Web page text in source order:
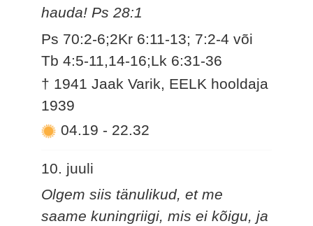
hauda! Ps 28:1
Ps 70:2-6;2Kr 6:11-13; 7:2-4 või
Tb 4:5-11,14-16;Lk 6:31-36
† 1941 Jaak Varik, EELK hooldaja
1939
04.19 - 22.32
10. juuli
Olgem siis tänulikud, et me
saame kuningriigi, mis ei kõigu, ja